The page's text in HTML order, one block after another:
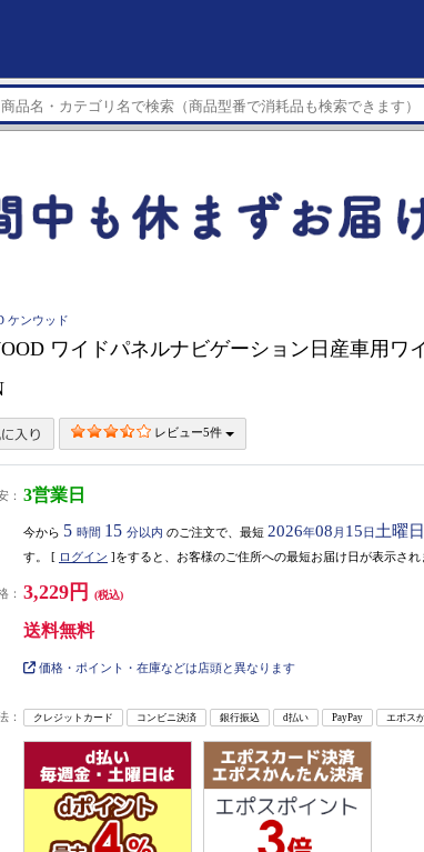
ケンウッド
ワイドパネルナビゲーション日産車用ワ
レビュー5件
： 3営業日
今から 5 時間 15 分以内 のご注文で、最短 2026年08 月 15日 土曜日
す。 [ ログイン ]をすると、お客様のご住所への最短お届け日が表示され
： 3,229円 (税込)
送料無料
価格・ポイント・在庫などは店頭と異なります
： クレジットカード コンビニ決済 銀行振込 d払い PayPay エポス